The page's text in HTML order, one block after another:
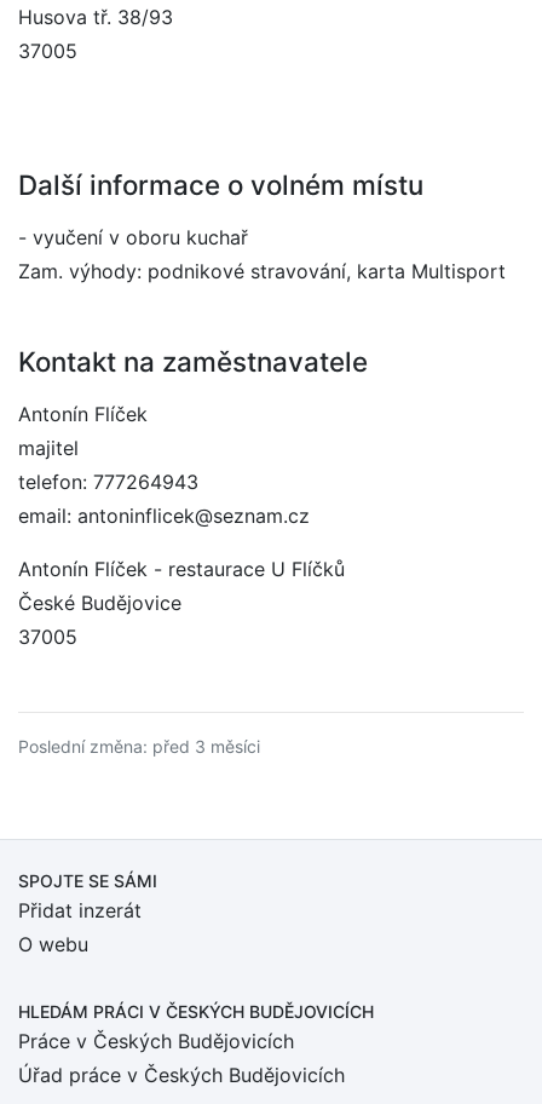
Husova tř. 38/93
37005
Další informace o volném místu
- vyučení v oboru kuchař
Zam. výhody: podnikové stravování, karta Multisport
Kontakt na zaměstnavatele
Antonín Flíček
majitel
telefon: 777264943
email: antoninflicek@seznam.cz
Antonín Flíček - restaurace U Flíčků
České Budějovice
37005
Poslední změna: před 3 měsíci
SPOJTE SE SÁMI
Přidat inzerát
O webu
HLEDÁM PRÁCI V ČESKÝCH BUDĚJOVICÍCH
Práce v Českých Budějovicích
Úřad práce v Českých Budějovicích